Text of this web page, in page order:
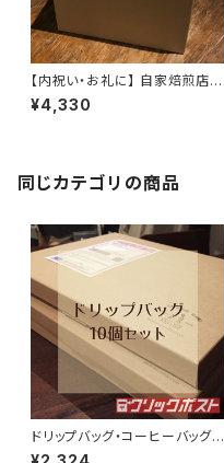
【内祝い・お礼に】 自家焙煎店の
ドリップバッグ 昭和町ブレンド®︎
20個入
¥4,330
同じカテゴリの商品
ドリップバッグ・コーヒーバッグ 1
0個セット 【クリックポスト配送】